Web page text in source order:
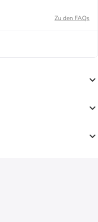
Zu den FAQs